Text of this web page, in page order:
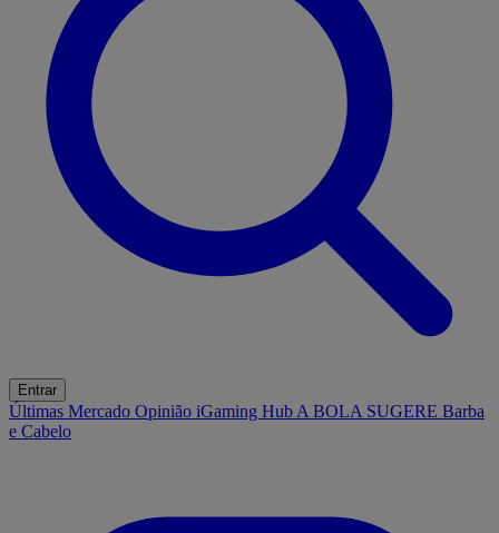
Entrar
Últimas Mercado Opinião iGaming Hub A BOLA SUGERE Barba
e Cabelo